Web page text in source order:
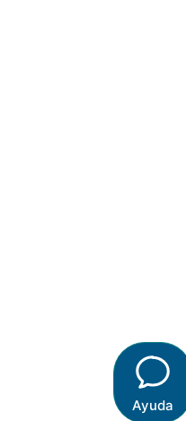
Ayuda